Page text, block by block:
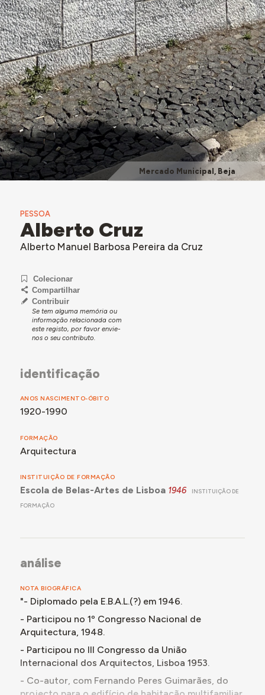
Mercado Municipal, Beja
PESSOA
Alberto Cruz
Alberto Manuel Barbosa Pereira da Cruz
Colecionar
Compartilhar
Contribuir
Se tem alguma memória ou
informação relacionada com
este registo, por favor envie-
nos o seu contributo.
identificação
ANOS NASCIMENTO-ÓBITO
1920-1990
FORMAÇÃO
Arquitectura
INSTITUIÇÃO DE FORMAÇÃO
Escola de Belas-Artes de Lisboa 1946 INSTITUIÇÃO DE
FORMAÇÃO
análise
NOTA BIOGRÁFICA
"- Diplomado pela E.B.A.L.(?) em 1946.
- Participou no 1º Congresso Nacional de
Arquitectura, 1948.
- Participou no III Congresso da União
Internacional dos Arquitectos, Lisboa 1953.
- Co-autor, com Fernando Peres Guimarães, do